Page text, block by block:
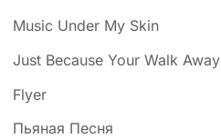
Music Under My Skin
Just Because Your Walk Away
Flyer
Пьяная Песня